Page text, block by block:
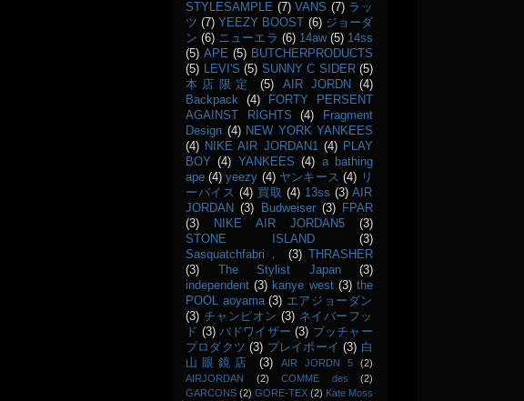
STYLESAMPLE (7) VANS (7) ラッ
ツ (7) YEEZY BOOST (6) ジョーダ
ン (6) ニューエラ (6) 14aw (5) 14ss
(5) APE (5) BUTCHERPRODUCTS
(5) LEVI'S (5) SUNNY C SIDER (5)
本店限定
(5) AIR JORDN
(4)
Backpack
(4)
FORTY PERSENT
AGAINST RIGHTS
(4)
Fragment
Design (4) NEW YORK YANKEES
(4) NIKE AIR JORDAN1 (4) PLAY
BOY
(4) YANKEES (4) a bathing
ape (4) yeezy (4) ヤンキース (4) リ
ーバイス (4) 買取 (4) 13ss (3) AIR
JORDAN (3) Budweiser (3)
FPAR
(3)
NIKE AIR JORDAN5
(3)
STONE ISLAND
(3)
Sasquatchfabri，
(3)
THRASHER
(3)
The Stylist Japan
(3)
independent (3) kanye west (3) the
POOL aoyama (3) エアジョーダン
(3) チャンピオン (3) ネイバーフッ
ド (3) バドワイザー (3) ブッチャー
プロダクツ (3) プレイボーイ (3) 白
山眼鏡店
(3) AIR JORDN 5
(2)
AIRJORDAN
(2) COMME des
(2)
GARCONS (2) GORE-TEX (2) Kate Moss